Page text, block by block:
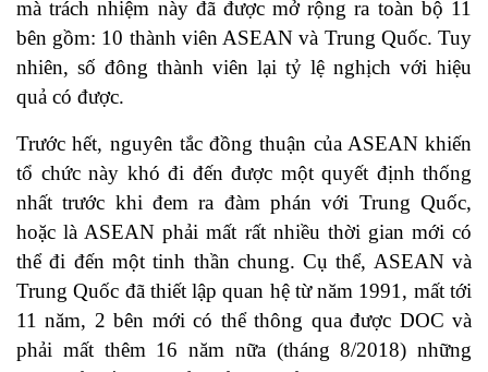
mà trách nhiệm này đã được mở rộng ra toàn bộ 11
bên gồm: 10 thành viên ASEAN và Trung Quốc. Tuy
nhiên, số đông thành viên lại tỷ lệ nghịch với hiệu
quả có được.
Trước hết, nguyên tắc đồng thuận của ASEAN khiến
tổ chức này khó đi đến được một quyết định thống
nhất trước khi đem ra đàm phán với Trung Quốc,
hoặc là ASEAN phải mất rất nhiều thời gian mới có
thể đi đến một tinh thần chung. Cụ thể, ASEAN và
Trung Quốc đã thiết lập quan hệ từ năm 1991, mất tới
11 năm, 2 bên mới có thể thông qua được DOC và
phải mất thêm 16 năm nữa (tháng 8/2018) những